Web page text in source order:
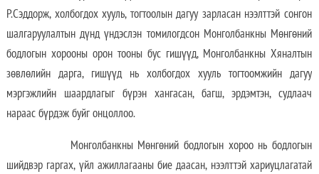
Р.Сэддорж, холбогдох хууль, тогтоолын дагуу зарласан нээлттэй сонгон
шалгаруулалтын дүнд үндэслэн томилогдсон Монголбанкны Мөнгөний
бодлогын хорооны орон тооны бус гишүүд, Монголбанкны Хяналтын
зөвлөлийн дарга, гишүүд нь холбогдох хууль тогтоомжийн дагуу
мэргэжлийн шаардлагыг бүрэн хангасан, багш, эрдэмтэн, судлаач
нараас бүрдэж буйг онцоллоо.
Монголбанкны Мөнгөний бодлогын хороо нь бодлогын
шийдвэр гаргах, үйл ажиллагааны бие даасан, нээлттэй хариуцлагатай